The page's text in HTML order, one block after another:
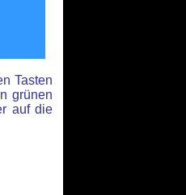
Tasten
grünen
auf die